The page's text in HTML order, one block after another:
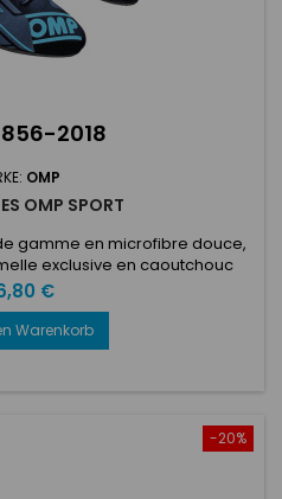
2018
OMP
OMP SPORT
gamme en microfibre douce,
exclusive en caoutchouc
des pneus de la voiture
les conditions et résistance
avec soufflet arrière pour
faciliter le mouvement. La
€
Warenkorb
-20%